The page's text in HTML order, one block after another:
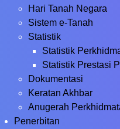
Hari Tanah Negara
Sistem e-Tanah
Statistik
Statistik
Statistik Prestasi
Dokumentasi
Keratan Akhbar
Anugerah
Penerbitan